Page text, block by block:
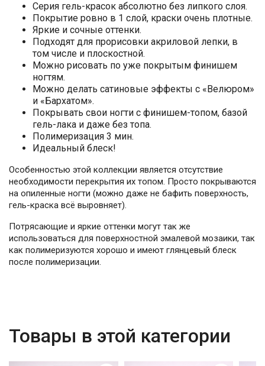
Серия гель-красок абсолютно без липкого слоя.
Покрытие ровно в 1 слой, краски очень плотные.
Яркие и сочные оттенки.
Подходят для прорисовки акриловой лепки, в
том числе и плоскостной.
Можно рисовать по уже покрытым финишем
ногтям.
Можно делать сатиновые эффекты с «Велюром»
и «Бархатом».
Покрывать свои ногти с финишем-топом, базой
гель-лака и даже без топа.
Полимеризация 3 мин.
Идеальный блеск!
Особенностью этой коллекции является отсутствие
необходимости перекрытия их топом. Просто покрываются
на опиленные ногти (можно даже не бафить поверхность,
гель-краска всё выровняет).
Потрясающие и яркие оттенки могут так же
использоваться для поверхностной эмалевой мозаики, так
как полимеризуются хорошо и имеют глянцевый блеск
после полимеризации.
Товары в этой категории